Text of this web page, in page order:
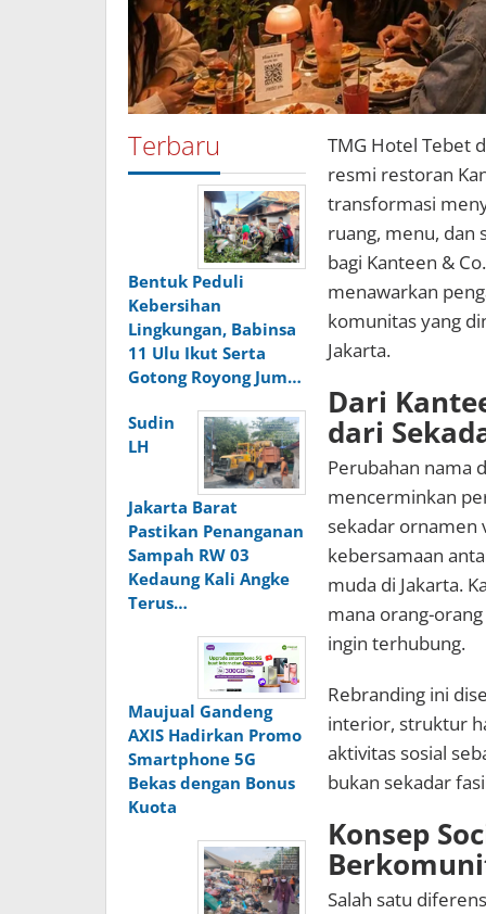
Terbaru
Bentuk Peduli
Kebersihan
Lingkungan, Babinsa
11 Ulu Ikut Serta
Gotong Royong Jum…
Sudin
LH
Jakarta Barat
Pastikan Penanganan
Sampah RW 03
Kedaung Kali Angke
Terus…
Maujual Gandeng
AXIS Hadirkan Promo
Smartphone 5G
Bekas dengan Bonus
Kuota
TMG Hotel Tebet
resmi restoran
transformasi
ruang, menu, dan
bagi Kanteen &
menawarkan
komunitas yang
Jakarta.
Dari
dari
Perubahan nama
mencerminkan
sekadar ornamen
kebersamaan
muda di Jakarta.
mana orang-
ingin terhubung.
Rebranding ini
interior, struktur
aktivitas sosial
bukan sekadar
Konsep
Salah satu